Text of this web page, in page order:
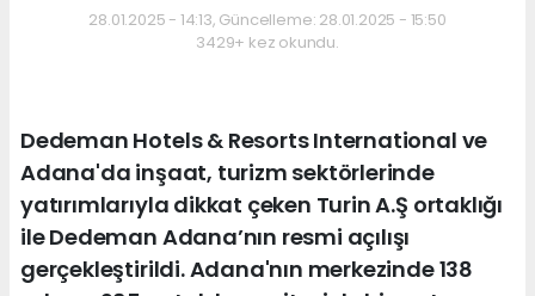
28.01.2025 - 14:13, Güncelleme: 28.01.2025 - 15:50
3429+ kez okundu.
Dedeman Hotels & Resorts International ve
Adana'da inşaat, turizm sektörlerinde
yatırımlarıyla dikkat çeken Turin A.Ş ortaklığı
ile Dedeman Adana’nın resmi açılışı
gerçekleştirildi. Adana'nın merkezinde 138